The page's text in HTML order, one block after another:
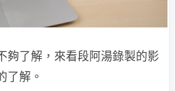
夠了解，來看段阿湯錄製的影
了解。